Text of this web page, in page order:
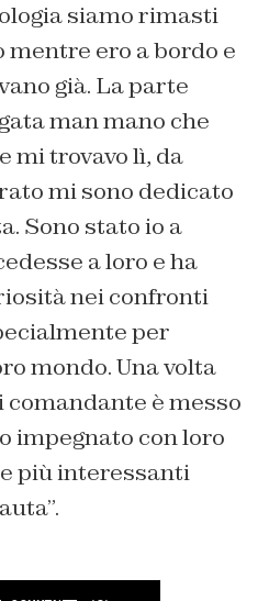
siamo rimasti
ero a bordo e
già. La parte
man mano che
mi trovavo lì, da
mi sono dedicato
Sono stato io a
a loro e ha
nei confronti
per
mondo. Una volta
è messo
impegnato con loro
più interessanti